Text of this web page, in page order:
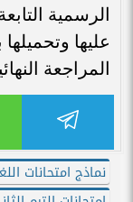
الرسمية
عليها
المراجعة
نماذج امتحانات